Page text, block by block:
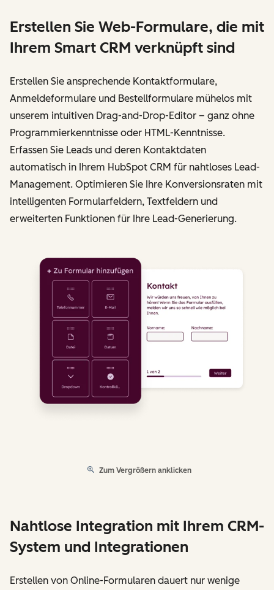
Erstellen Sie Web-Formulare, die mit
Ihrem Smart CRM verknüpft sind
Erstellen Sie ansprechende Kontaktformulare,
Anmeldeformulare und Bestellformulare mühelos mit
unserem intuitiven Drag-and-Drop-Editor – ganz ohne
Programmierkenntnisse oder HTML-Kenntnisse.
Erfassen Sie Leads und deren Kontaktdaten
automatisch in Ihrem HubSpot CRM für nahtloses Lead-
Management. Optimieren Sie Ihre Konversionsraten mit
intelligenten Formularfeldern, Textfeldern und
erweiterten Funktionen für Ihre Lead-Generierung.
Zum Vergrößern anklicken
Nahtlose Integration mit Ihrem CRM-
System und Integrationen
Erstellen von Online-Formularen dauert nur wenige